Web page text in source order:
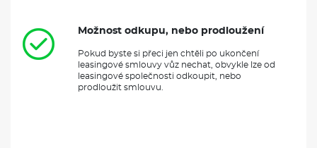
Možnost odkupu, nebo prodloužení
Pokud byste si přeci jen chtěli po ukončení
leasingové smlouvy vůz nechat, obvykle lze od
leasingové společnosti odkoupit, nebo
prodloužit smlouvu.